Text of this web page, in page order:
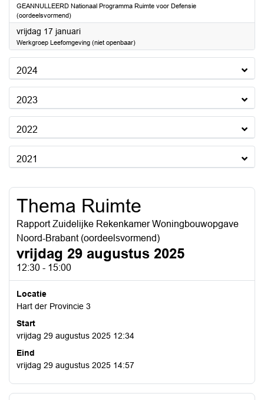
GEANNULLEERD Nationaal Programma Ruimte voor Defensie
(oordeelsvormend)
vrijdag 17 januari2025
Werkgroep Leefomgeving (niet openbaar)
2024
2023
2022
2021
Thema Ruimte
Rapport Zuidelijke Rekenkamer Woningbouwopgave
Noord-Brabant (oordeelsvormend)
vrijdag 29 augustus 2025
12:30 - 15:00
Locatie
Hart der Provincie 3
Start
vrijdag 29 augustus 2025 12:34
Eind
vrijdag 29 augustus 2025 14:57